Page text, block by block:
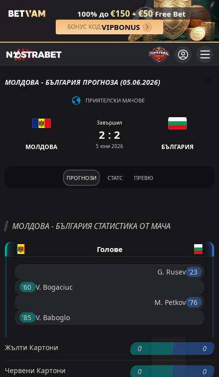
100% до €150 + €50Free Bet
БОНУС КОД:VIPBONUS
МОЛДОВА - БЪЛГАРИЯ ПРОГНОЗА (05.06.2026)
ПРИЯТЕЛСКИ МАЧОВЕ
МОЛДОВА
Завършил
2 : 2
5 юни 2026 БЪЛГАРИЯ
ПРОГНОЗИ СТАТС ПРЕВЮ
МОЛДОВА - БЪЛГАРИЯ СТАТИСТИКА ОТ МАЧА
Голове
G. Rusev '23 ︎
'60 ︎ V. Bogaciuc
M. Petkov '76 ︎
'85 ︎ V. Baboglo
Жълти Картони 0 0
Червени Картони 0 0